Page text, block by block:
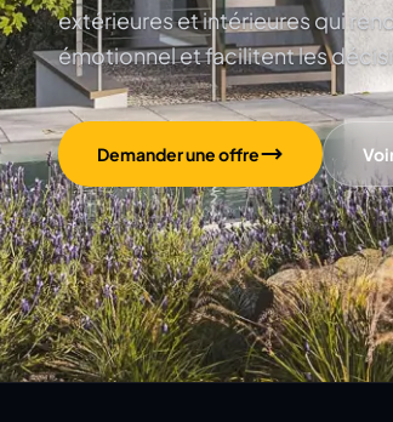
extérieures et intérieures qui
émotionnel et facilitent les
Demander une offre